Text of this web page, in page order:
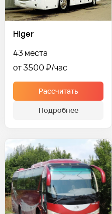
Higer
43 места
от 3500 ₽
Рассчитать
Подробнее